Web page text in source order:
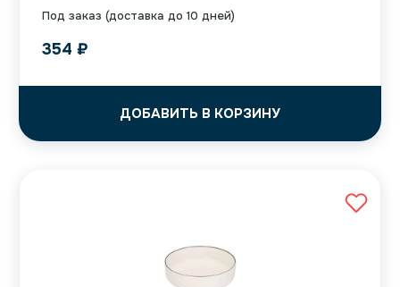
Под заказ (доставка до 10 дней)
354 ₽
ДОБАВИТЬ В КОРЗИНУ